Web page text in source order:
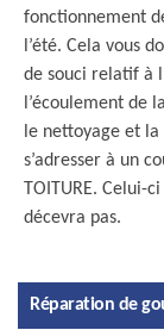
fonctionnement
l’été. Cela vous
de souci relatif à
l’écoulement de
le nettoyage et
s’adresser à un
TOITURE.
décevra pas.
Réparation de